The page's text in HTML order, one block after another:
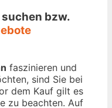
suchen bzw.
faszinieren und
sind Sie bei
dem Kauf gilt es
zu beachten. Auf